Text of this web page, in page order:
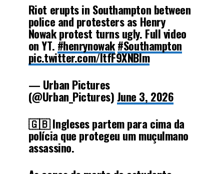
Riot erupts in Southampton between
police and protesters as Henry
Nowak protest turns ugly. Full video
on YT. #henrynowak#Southampton
pic.twitter.com/ItfF9XNBIm
— Urban Pictures
(@Urban_Pictures) June 3, 2026
🇬🇧 Ingleses partem para cima da
polícia que protegeu um muçulmano
assassino.